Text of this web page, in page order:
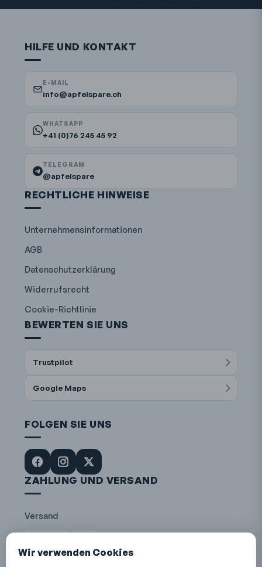
HILFE UND KONTAKT
E-MAIL
info@apfelspare.ch
WHATSAPP
+41 (0)76 245 45 92
TELEGRAM
@apfelspare
RECHTLICHE HINWEISE
Unternehmensinformationen
AGB
Datenschutzerklärung
Widerrufsrecht
Cookie-Richtlinie
BEWERTEN SIE UNS
Trustpilot
Google Maps
FOLGEN SIE UNS
ZAHLUNG UND VERSAND
Versand
Wir verwenden Cookies